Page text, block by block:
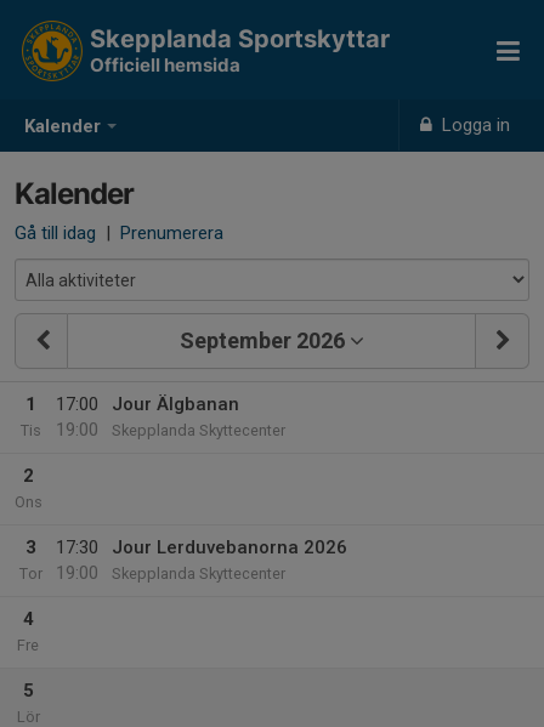
Kalender Logga in
Skepplanda Sportskyttar
Officiell hemsida
Kalender
Gå till idag | Prenumerera
September 2026
1
Tis
17:00
19:00
Jour Älgbanan
Skepplanda Skyttecenter
2
Ons
3
Tor
17:30
19:00
Jour Lerduvebanorna 2026
Skepplanda Skyttecenter
4
Fre
5
Lör